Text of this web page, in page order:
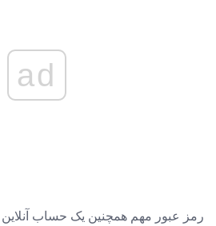
ad
رمز عبور مهم همچنین یک حساب آنلاین